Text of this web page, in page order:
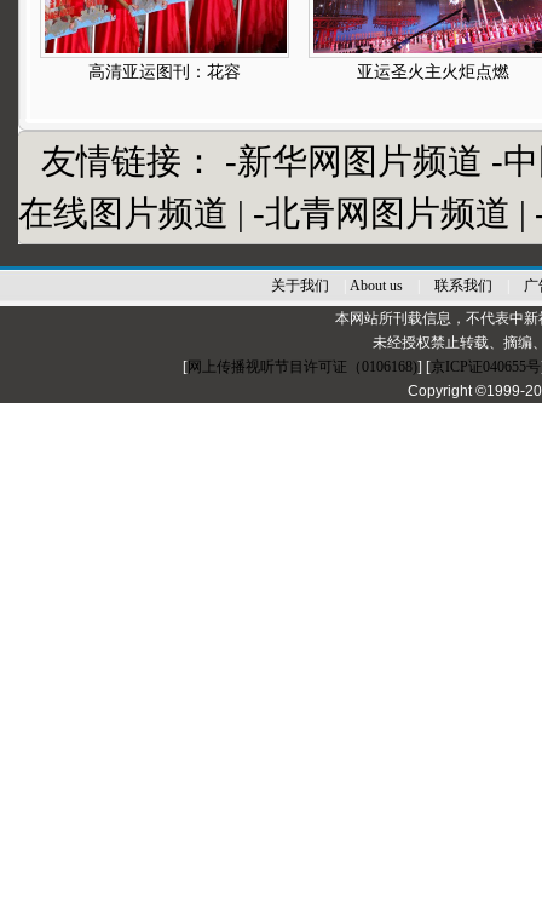
高清亚运图刊：花容 亚运圣火主火炬点燃
友情链接： -新华网图片频道 -
在线图片频道 | -北青网图片频道 |
关于我们 About us| 联系我们
广
本网站所刊载信息，不代表中
未经授权禁止转载、摘编
[网上传播视听节目许可证（0106168)] [京ICP证040655号
Copyright ©1999-